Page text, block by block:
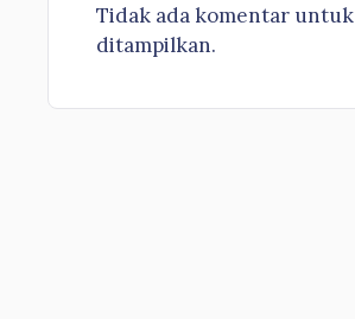
Tidak ada komentar untuk
ditampilkan.